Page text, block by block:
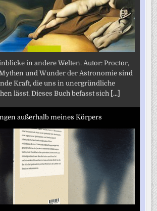
in andere Welten. Autor: Proctor,
und Wunder der Astronomie sind
Kraft, die uns in unergründliche
lässt. Dieses Buch befasst sich [...]
außerhalb meines Körpers